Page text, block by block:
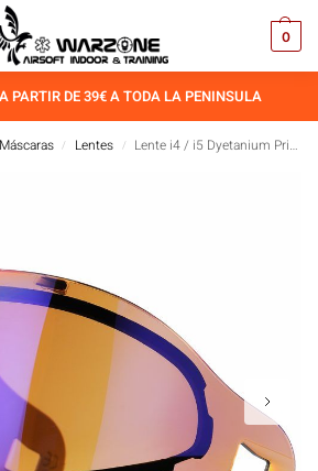
0
PARTIR DE 39€ A TODA LA PENINSULA
Máscaras / Lentes / Lente i4 / i5 Dyetanium Prismic